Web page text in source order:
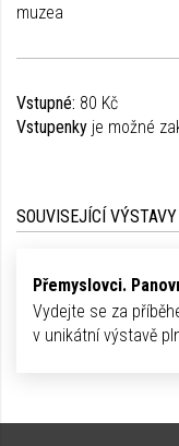
muzea
Vstupné: 80 Kč
Vstupenky je možné
SOUVISEJÍCÍ VÝSTAVY
Přemyslovci.
Vydejte se za
v unikátní výstavě